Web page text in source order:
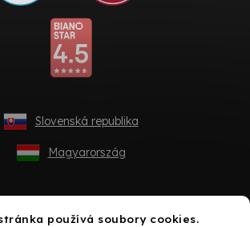
používá soubory cookies.
Slovenská republika
Magyarország